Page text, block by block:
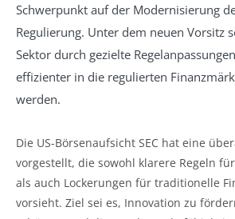
Schwerpunkt auf der Modernisierung
Regulierung. Unter dem neuen Vorsitz
Sektor durch gezielte
effizienter in die regulierten
werden.
Die US-Börsenaufsicht SEC hat eine
vorgestellt, die sowohl klarere Regeln
als auch Lockerungen für traditionelle
vorsieht. Ziel sei es, Innovation zu